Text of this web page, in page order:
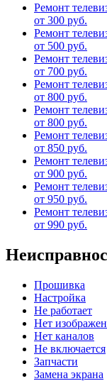
Ремонт
от 300 руб.
Ремонт
от 500 руб.
Ремонт
от 700 руб.
Ремонт
от 800 руб.
Ремонт
от 800 руб.
Ремонт
от 850 руб.
Ремонт
от 900 руб.
Ремонт
от 950 руб.
Ремонт
от 990 руб.
Прошивка
Настройка
Не работает
Нет
Нет каналов
Не включается
Запчасти
Замена экрана